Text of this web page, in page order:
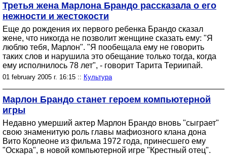
Третья жена Марлона Брандо рассказала о его
нежности и жестокости
Еще до рождения их первого ребенка Брандо сказал
жене, что никогда не позволит женщине сказать ему: "Я
люблю тебя, Марлон". "Я пообещала ему не говорить
таких слов и нарушила это обещание только тогда, когда
ему исполнилось 78 лет", - говорит Тарита Териипай.
01 february 2005 г. 16:15 :: Культура
Марлон Брандо станет героем компьютерной
игры
Недавно умерший актер Марлон Брандо вновь "сыграет"
свою знаменитую роль главы мафиозного клана дона
Вито Корлеоне из фильма 1972 года, принесшего ему
"Оскара", в новой компьютерной игре "Крестный отец".